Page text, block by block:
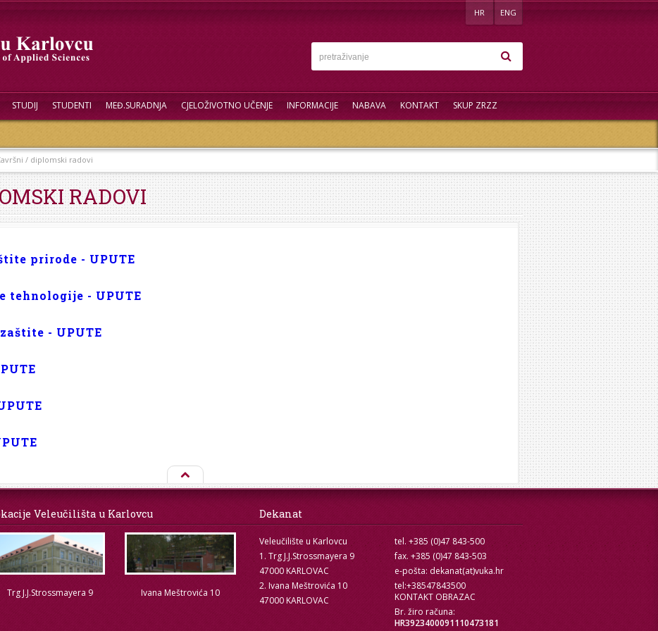
HR ENG
STUDIJ STUDENTI MEĐ.SURADNJA CJELOŽIVOTNO UČENJE INFORMACIJE NABAVA KONTAKT SKUP ZRZZ
/ diplomski radovi
RADOVI
prirode - UPUTE
tehnologije - UPUTE
- UPUTE
Veleučilišta u Karlovcu
Trg J.J.Strossmayera 9 Ivana Meštrovića 10
Dekanat
Veleučilište u Karlovcu
1. Trg J.J.Strossmayera 9
47000 KARLOVAC
2. Ivana Meštrovića 10
47000 KARLOVAC
tel. +385 (0)47 843-500
fax. +385 (0)47 843-503
e-pošta: dekanat(at)vuka.hr
tel:+38547843500
KONTAKT OBRAZAC
Br. žiro računa:
HR3923400091110473181